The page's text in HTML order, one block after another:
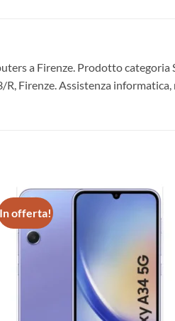
a Firenze. Prodotto
Firenze. Assistenza
offerta!